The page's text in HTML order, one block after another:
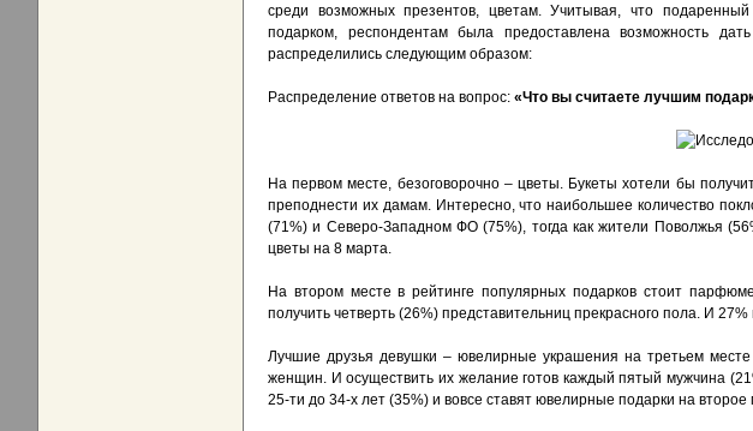
среди возможных презентов, цветам. Учитывая, что
подарком, респондентам была предоставлена возможность
распределились следующим образом:
Распределение ответов на вопрос: «Что вы считаете лучшим
На первом месте, безоговорочно – цветы. Букеты хотели бы
преподнести их дамам. Интересно, что наибольшее количество
(71%) и Северо-Западном ФО (75%), тогда как жители Поволжья
цветы на 8 марта.
На втором месте в рейтинге популярных подарков стоит
получить четверть (26%) представительниц прекрасного пола. И
Лучшие друзья девушки – ювелирные украшения на третьем
женщин. И осуществить их желание готов каждый пятый мужчина
25-ти до 34-х лет (35%) и вовсе ставят ювелирные подарки на